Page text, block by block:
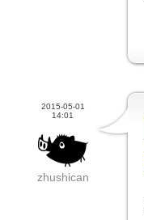
2015-05-01
14:01
zhushican